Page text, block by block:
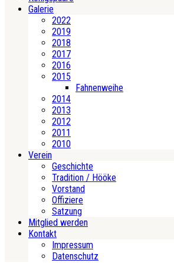
Galerie
2022
2019
2018
2017
2016
2015
Fahnenweihe
2014
2013
2012
2011
2010
Verein
Geschichte
Tradition / Hööke
Vorstand
Offiziere
Satzung
Mitglied werden
Kontakt
Impressum
Datenschutz